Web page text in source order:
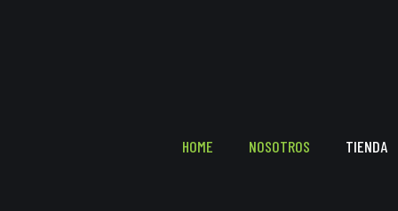
HOME NOSOTROS TIENDA